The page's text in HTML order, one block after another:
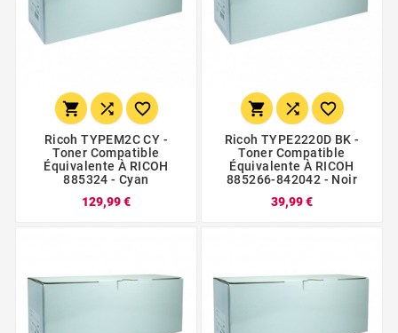
  
Ricoh TYPEM2C CY -
Toner Compatible
Équivalente À RICOH
885324 - Cyan
129,99 €
  
Ricoh TYPE2220D BK -
Toner Compatible
Équivalente À RICOH
885266-842042 - Noir
39,99 €